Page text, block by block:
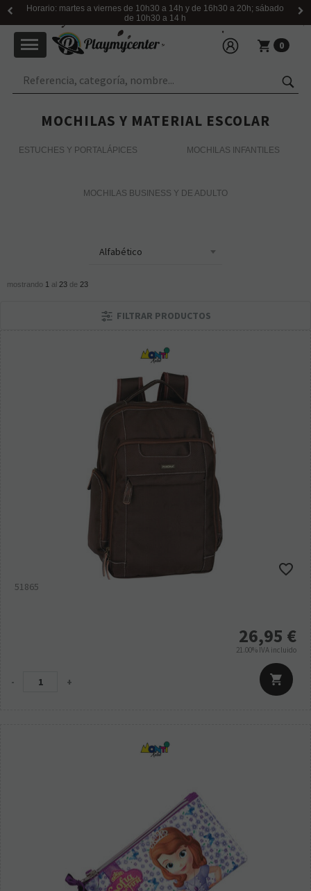
Horario: martes a viernes de 10h30 a 14h y de 16h30 a 20h; sábado
de 10h30 a 14 h
0
MOCHILAS Y MATERIAL ESCOLAR
ESTUCHES Y PORTALÁPICES MOCHILAS INFANTILES
MOCHILAS BUSINESS Y DE ADULTO
mostrando 1 al 23 de 23
FILTRAR PRODUCTOS
51865
26,95 €
21.00% IVA incluido
- +